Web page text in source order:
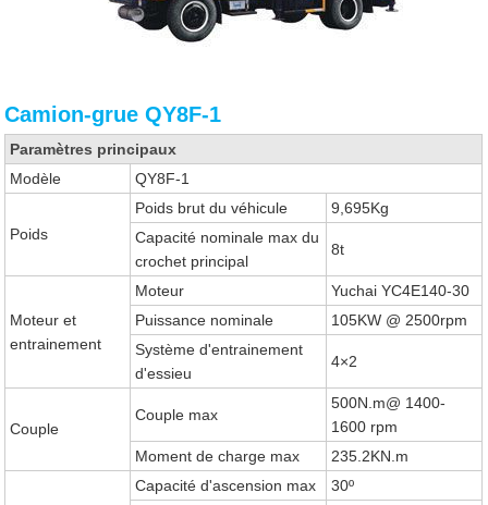
Camion-grue QY8F-1
Paramètres principaux
Modèle
QY8F-1
Poids
Poids brut du véhicule
9,695Kg
Capacité nominale max du
crochet principal
8t
Moteur et
entrainement
Moteur
Yuchai YC4E140-30
Puissance nominale
105KW @ 2500rpm
Système d'entrainement
d'essieu
4×2
Couple
Couple max
500N.m@ 1400-
1600 rpm
Moment de charge max
235.2KN.m
Capacité d'ascension max
30º